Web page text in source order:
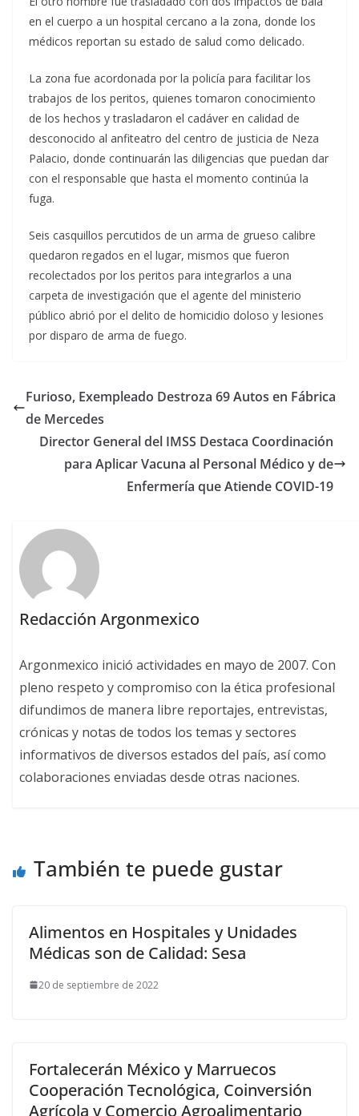
en el cuerpo a un hospital cercano a la zona, donde los
médicos reportan su estado de salud como delicado.
La zona fue acordonada por la policía para facilitar los
trabajos de los peritos, quienes tomaron conocimiento
de los hechos y trasladaron el cadáver en calidad de
desconocido al anfiteatro del centro de justicia de Neza
Palacio, donde continuarán las diligencias que puedan dar
con el responsable que hasta el momento continúa la
fuga.
Seis casquillos percutidos de un arma de grueso calibre
quedaron regados en el lugar, mismos que fueron
recolectados por los peritos para integrarlos a una
carpeta de investigación que el agente del ministerio
público abrió por el delito de homicidio doloso y lesiones
por disparo de arma de fuego.
Furioso, Exempleado Destroza 69 Autos en Fábrica
de Mercedes
Director General del IMSS Destaca Coordinación
para Aplicar Vacuna al Personal Médico y de
Enfermería que Atiende COVID-19
Redacción Argonmexico
Argonmexico inició actividades en mayo de 2007. Con
pleno respeto y compromiso con la ética profesional
difundimos de manera libre reportajes, entrevistas,
crónicas y notas de todos los temas y sectores
informativos de diversos estados del país, así como
colaboraciones enviadas desde otras naciones.
También te puede gustar
Alimentos en Hospitales y Unidades
Médicas son de Calidad: Sesa
20 de septiembre de 2022
Fortalecerán México y Marruecos
Cooperación Tecnológica, Coinversión
Agrícola y Comercio Agroalimentario